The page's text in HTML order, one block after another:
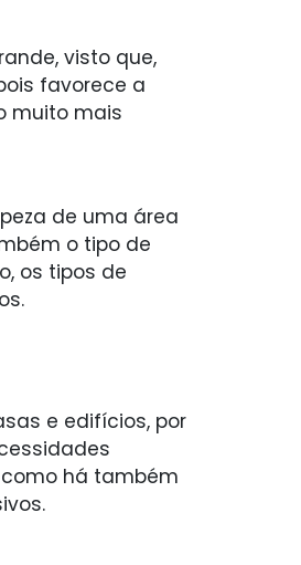
visto que,
favorece a
muito mais
de uma área
o tipo de
os tipos de
e edifícios, por
há também